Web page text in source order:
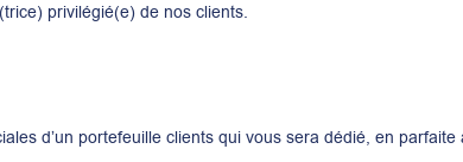
privilégié(e) de nos clients.
d’un portefeuille clients qui vous sera dédié, en parfaite